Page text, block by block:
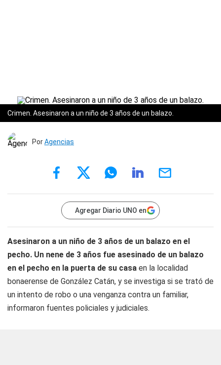
Crimen. Asesinaron a un niño de 3 años de un balazo.
PorAgencias
Agregar Diario UNO en
Asesinaron a un niño de 3 años de un balazo en el
pecho. Un nene de 3 años fue asesinado de un balazo
en el pecho en la puerta de su casa en la localidad
bonaerense de González Catán, y se investiga si se trató de
un intento de robo o una venganza contra un familiar,
informaron fuentes policiales y judiciales.